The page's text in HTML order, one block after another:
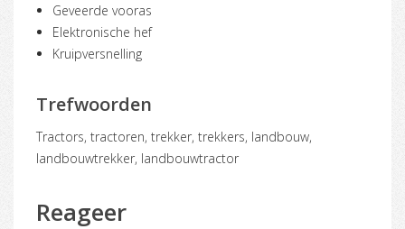
Geveerde vooras
Elektronische hef
Kruipversnelling
Trefwoorden
tractors, tractoren, trekker, trekkers, landbouw,
landbouwtrekker, landbouwtractor
Reageer